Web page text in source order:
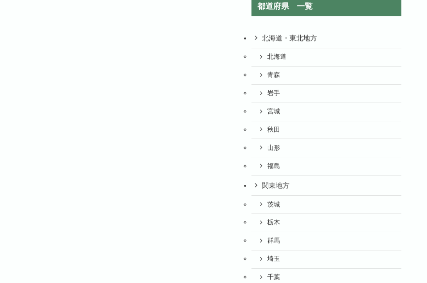
都道府県 一覧
北海道・東北地方
北海道
青森
岩手
宮城
秋田
山形
福島
関東地方
茨城
栃木
群馬
埼玉
千葉